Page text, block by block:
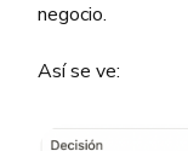
negocio.
Así se ve: